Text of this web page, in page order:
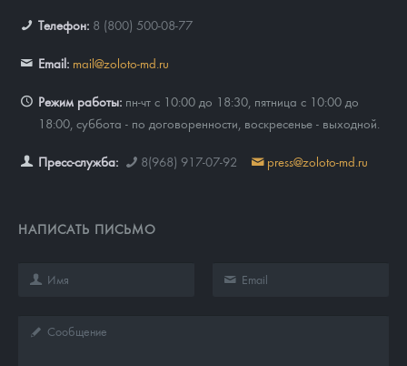
Телефон: 8 (800) 500-08-77
Email: mail@zoloto-md.ru
Режим работы: пн-чт с 10:00 до 18:30, пятница с 10:00 до
18:00, суббота - по договоренности, воскресенье - выходной.
Пресс-служба: 8(968) 917-07-92 press@zoloto-md.ru
НАПИСАТЬ ПИСЬМО